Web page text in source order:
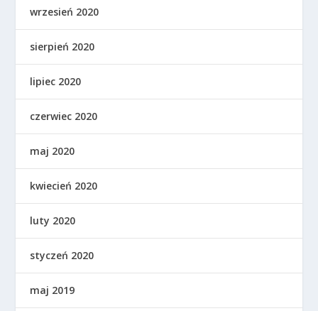
wrzesień 2020
sierpień 2020
lipiec 2020
czerwiec 2020
maj 2020
kwiecień 2020
luty 2020
styczeń 2020
maj 2019